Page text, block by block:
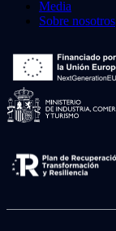
Media
Sobre nosotros